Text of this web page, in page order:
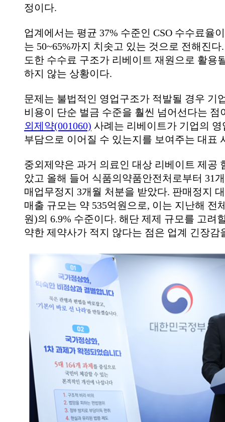
정이다.
업계에서는 평균 37% 수준인 CSO 수수료율
는 50~65%까지 치솟고 있는 것으로 전해진
도한 수수료 구조가 리베이트 재원으로 활용
하지 않는 상황이다.
문제는 불법적인 영업구조가 적발될 경우 기
비용이 단순 벌금 수준을 훨씬 넘어선다는 점
외제약(001060) 사례는 리베이트가 기업의
부담으로 이어질 수 있는지를 보여주는 대표
중외제약은 과거 의료인 대상 리베이트 제공
았고 올해 들어 식품의약품안전처로부터 31
매업무정지 3개월 처분을 받았다. 판매정지
매출 규모는 약 535억원으로, 이는 지난해 전
원)의 6.9% 수준이다. 해단 제제 규모를 고려
약한 제약사가 적지 않다는 점은 업계 긴장감